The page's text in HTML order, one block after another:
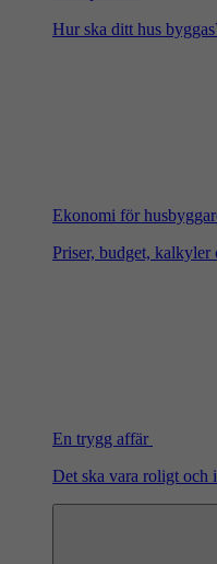
Hur ska ditt hus
Ekonomi för
Priser, budget,
En trygg affär
Det ska vara roligt och